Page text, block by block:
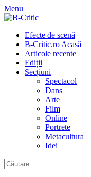
Skip
to
Menu
Primary
Menu
Efecte de scenă
B-Critic.ro Acasă
Articole recente
Ediții
Secțiuni
Spectacol
Dans
Arte
Film
Online
Portrete
Metacultura
Idei
Caută
după: